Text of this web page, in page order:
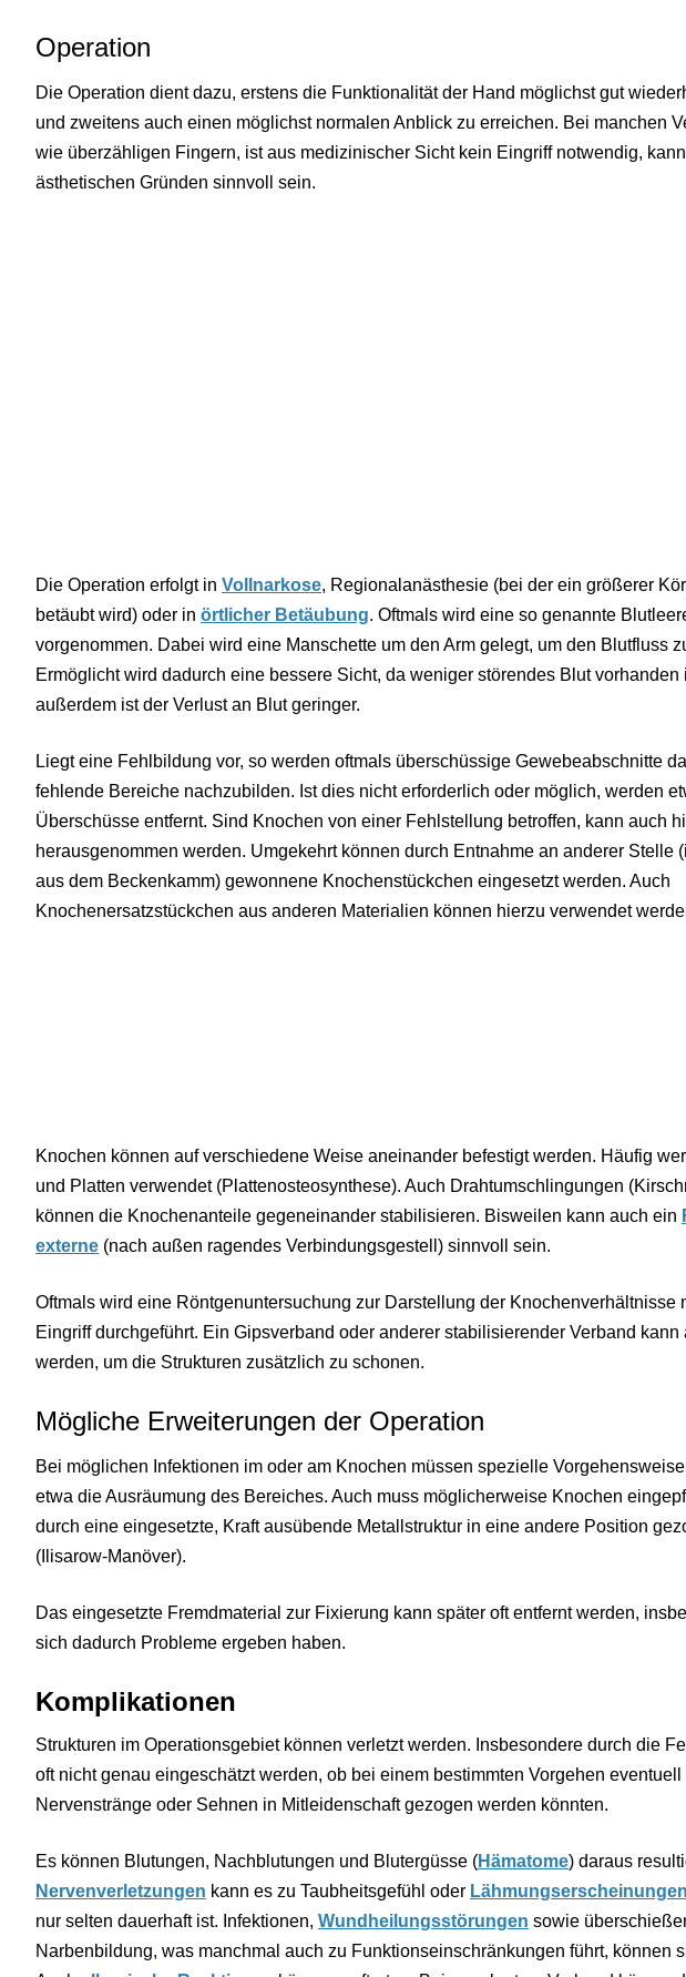
Operation
Die Operation dient dazu, erstens die Funktionalität der Hand möglichst gut
und zweitens auch einen möglichst normalen Anblick zu erreichen. Bei manchen
wie überzähligen Fingern, ist aus medizinischer Sicht kein Eingriff notwendig,
ästhetischen Gründen sinnvoll sein.
Die Operation erfolgt in Vollnarkose, Regionalanästhesie (bei der ein größerer
betäubt wird) oder in örtlicher Betäubung. Oftmals wird eine so genannte
vorgenommen. Dabei wird eine Manschette um den Arm gelegt, um den Blutfluss
Ermöglicht wird dadurch eine bessere Sicht, da weniger störendes Blut vorhanden
außerdem ist der Verlust an Blut geringer.
Liegt eine Fehlbildung vor, so werden oftmals überschüssige Gewebeabschnitte
fehlende Bereiche nachzubilden. Ist dies nicht erforderlich oder möglich, werden
Überschüsse entfernt. Sind Knochen von einer Fehlstellung betroffen, kann auch
herausgenommen werden. Umgekehrt können durch Entnahme an anderer Stelle
aus dem Beckenkamm) gewonnene Knochenstückchen eingesetzt werden. Auch
Knochenersatzstückchen aus anderen Materialien können hierzu verwendet
Knochen können auf verschiedene Weise aneinander befestigt werden. Häufig
und Platten verwendet (Plattenosteosynthese). Auch Drahtumschlingungen
können die Knochenanteile gegeneinander stabilisieren. Bisweilen kann auch ein
externe (nach außen ragendes Verbindungsgestell) sinnvoll sein.
Oftmals wird eine Röntgenuntersuchung zur Darstellung der Knochenverhältnisse
Eingriff durchgeführt. Ein Gipsverband oder anderer stabilisierender Verband kann
werden, um die Strukturen zusätzlich zu schonen.
Mögliche Erweiterungen der Operation
Bei möglichen Infektionen im oder am Knochen müssen spezielle
etwa die Ausräumung des Bereiches. Auch muss möglicherweise Knochen
durch eine eingesetzte, Kraft ausübende Metallstruktur in eine andere Position
(Ilisarow-Manöver).
Das eingesetzte Fremdmaterial zur Fixierung kann später oft entfernt werden,
sich dadurch Probleme ergeben haben.
Komplikationen
Strukturen im Operationsgebiet können verletzt werden. Insbesondere durch die
oft nicht genau eingeschätzt werden, ob bei einem bestimmten Vorgehen eventuell
Nervenstränge oder Sehnen in Mitleidenschaft gezogen werden könnten.
Es können Blutungen, Nachblutungen und Blutergüsse (Hämatome) daraus
Nervenverletzungen kann es zu Taubheitsgefühl oder Lähmungserscheinungen
nur selten dauerhaft ist. Infektionen, Wundheilungsstörungen sowie
Narbenbildung, was manchmal auch zu Funktionseinschränkungen führt, können